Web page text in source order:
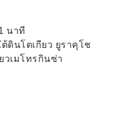
นาที
ดินโตเกียว ยูราคุโช
วเมโทรกินซ่า